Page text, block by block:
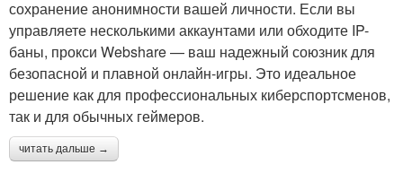
сохранение анонимности вашей личности. Если вы
управляете несколькими аккаунтами или обходите IP-
баны, прокси Webshare — ваш надежный союзник для
безопасной и плавной онлайн-игры. Это идеальное
решение как для профессиональных киберспортсменов,
так и для обычных геймеров.
читать дальше →